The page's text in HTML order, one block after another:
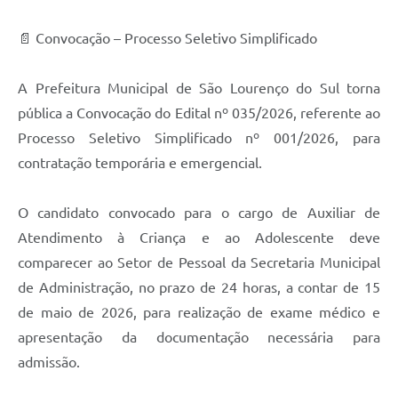
📄 Convocação – Processo Seletivo Simplificado
A Prefeitura Municipal de São Lourenço do Sul torna
pública a Convocação do Edital nº 035/2026, referente ao
Processo Seletivo Simplificado nº 001/2026, para
contratação temporária e emergencial.
O candidato convocado para o cargo de Auxiliar de
Atendimento à Criança e ao Adolescente deve
comparecer ao Setor de Pessoal da Secretaria Municipal
de Administração, no prazo de 24 horas, a contar de 15
de maio de 2026, para realização de exame médico e
apresentação da documentação necessária para
admissão.